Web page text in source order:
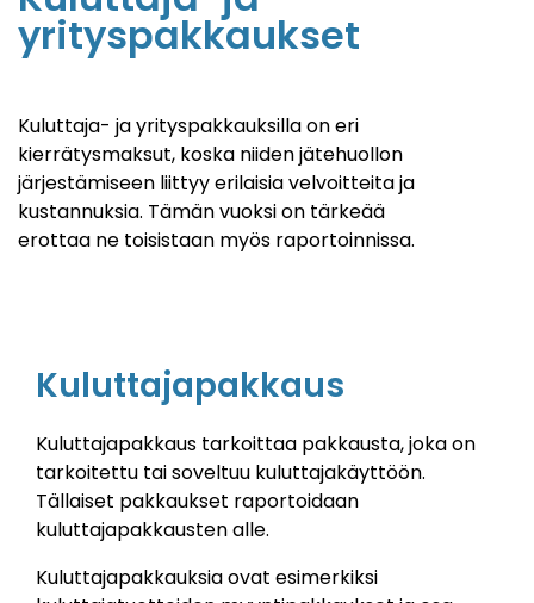
yrityspakkaukset
Kuluttaja- ja yrityspakkauksilla on eri
kierrätysmaksut, koska niiden jätehuollon
järjestämiseen liittyy erilaisia velvoitteita ja
kustannuksia. Tämän vuoksi on tärkeää
erottaa ne toisistaan myös raportoinnissa.
Kuluttajapakkaus
Kuluttajapakkaus tarkoittaa pakkausta, joka on
tarkoitettu tai soveltuu kuluttajakäyttöön.
Tällaiset pakkaukset raportoidaan
kuluttajapakkausten alle.
Kuluttajapakkauksia ovat esimerkiksi